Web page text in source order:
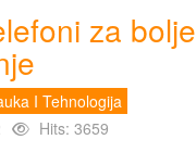
za bolje
I Tehnologija
Hits: 3659